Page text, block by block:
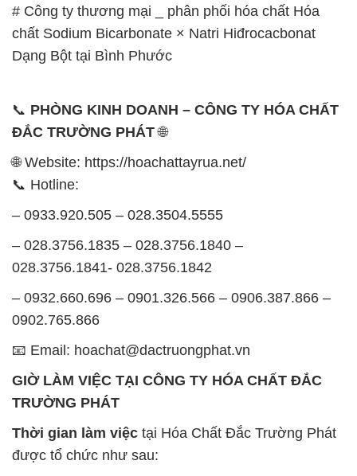
# Công ty thương mại _ phân phối hóa chất Hóa
chất Sodium Bicarbonate × Natri Hiđrocacbonat
Dạng Bột tại Bình Phước
📞 PHÒNG KINH DOANH – CÔNG TY HÓA CHẤT
ĐẮC TRƯỜNG PHÁT🌐
🌐 Website: https://hoachattayrua.net/
📞 Hotline:
– 0933.920.505 – 028.3504.5555
– 028.3756.1835 – 028.3756.1840 –
028.3756.1841- 028.3756.1842
– 0932.660.696 – 0901.326.566 – 0906.387.866 –
0902.765.866
📧 Email: hoachat@dactruongphat.vn
GIỜ LÀM VIỆC TẠI CÔNG TY HÓA CHẤT ĐẮC
TRƯỜNG PHÁT
Thời gian làm việc tại Hóa Chất Đắc Trường Phát
được tổ chức như sau: